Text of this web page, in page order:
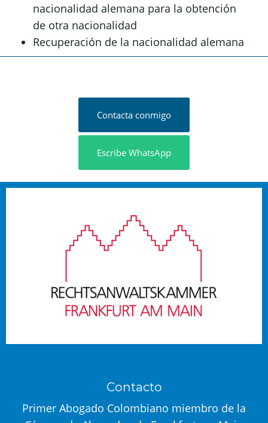
nacionalidad alemana para la obtención
de otra nacionalidad
Recuperación de la nacionalidad alemana
Contacta conmigo
Escribe WhatsApp
Contacto
Primer Abogado Colombiano miembro de la